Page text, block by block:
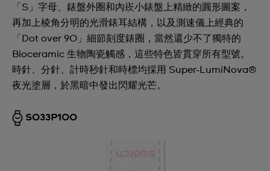
「S」字母、錶盤外圈和內崁小錶盤上精緻的圓形圖案，
再加上棱角分明的光滑錶耳結構，以及測速儀上經典的
「Dot over 90」細節刻度錶圈，當然還少不了獨特的
Bioceramic 生物陶瓷觸感，這些特色皆貫穿所有型號。
時針、分針、計時秒針和時標均採用 Super-LumiNova®
夜光塗層，於黑暗中發出閃耀光芒。
SO33P100